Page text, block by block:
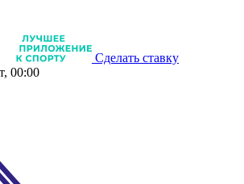
Сделать ставку
00:00